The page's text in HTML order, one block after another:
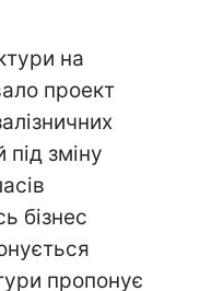
на
проект
зміну
бізнес
пропонує